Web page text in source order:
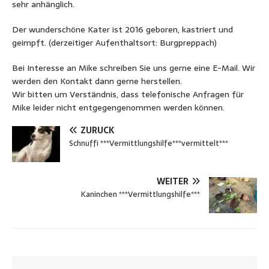
sehr anhänglich.
Der wunderschöne Kater ist 2016 geboren, kastriert und
geimpft. (derzeitiger Aufenthaltsort: Burgpreppach)
Bei Interesse an Mike schreiben Sie uns gerne eine E-Mail. Wir
werden den Kontakt dann gerne herstellen.
Wir bitten um Verständnis, dass telefonische Anfragen für
Mike leider nicht entgegengenommen werden können.
ZURÜCK
Schnuffi ***Vermittlungshilfe***vermittelt***
WEITER
Kaninchen ***Vermittlungshilfe***